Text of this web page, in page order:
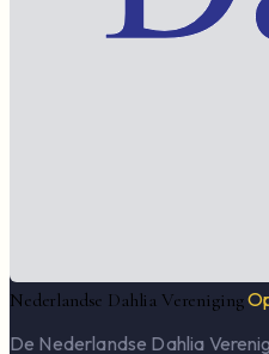
Nederlandse Dahlia Vereniging
De Nederlandse Dahlia